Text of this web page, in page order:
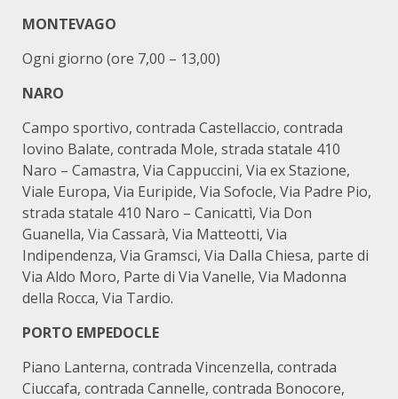
MONTEVAGO
Ogni giorno (ore 7,00 – 13,00)
NARO
Campo sportivo, contrada Castellaccio, contrada
Iovino Balate, contrada Mole, strada statale 410
Naro – Camastra, Via Cappuccini, Via ex Stazione,
Viale Europa, Via Euripide, Via Sofocle, Via Padre Pio,
strada statale 410 Naro – Canicattì, Via Don
Guanella, Via Cassarà, Via Matteotti, Via
Indipendenza, Via Gramsci, Via Dalla Chiesa, parte di
Via Aldo Moro, Parte di Via Vanelle, Via Madonna
della Rocca, Via Tardio.
PORTO EMPEDOCLE
Piano Lanterna, contrada Vincenzella, contrada
Ciuccafa, contrada Cannelle, contrada Bonocore,